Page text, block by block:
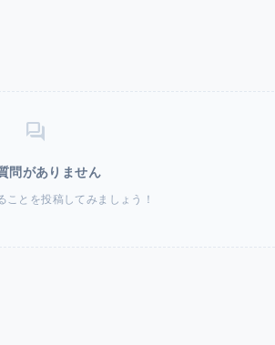
forum
問がありません
ことを投稿してみましょう！